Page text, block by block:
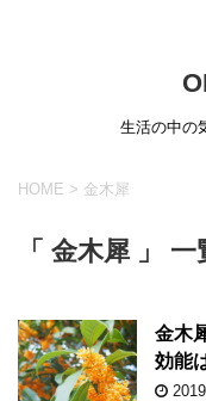
生活の中の
HOME > 金木犀
「 金木犀 」 一
金木
効能